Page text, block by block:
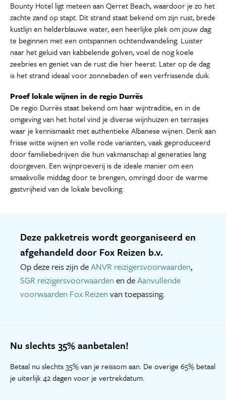
Bounty Hotel ligt meteen aan Qerret Beach, waardoor je zo het
zachte zand op stapt. Dit strand staat bekend om zijn rust, brede
kustlijn en helderblauwe water, een heerlijke plek om jouw dag
te beginnen met een ontspannen ochtendwandeling. Luister
naar het geluid van kabbelende golven, voel de nog koele
zeebries en geniet van de rust die hier heerst. Later op de dag
is het strand ideaal voor zonnebaden of een verfrissende duik.
Proef lokale wijnen in de regio Durrës
De regio Durrës staat bekend om haar wijntraditie, en in de
omgeving van het hotel vind je diverse wijnhuizen en terrasjes
waar je kennismaakt met authentieke Albanese wijnen. Denk aan
frisse witte wijnen en volle rode varianten, vaak geproduceerd
door familiebedrijven die hun vakmanschap al generaties lang
doorgeven. Een wijnproeverij is de ideale manier om een
smaakvolle middag door te brengen, omringd door de warme
gastvrijheid van de lokale bevolking.
Deze pakketreis wordt georganiseerd en
afgehandeld door Fox Reizen b.v.
Op deze reis zijn deANVR reizigersvoorwaarden,
SGR reizigersvoorwaarden en deAanvullende
voorwaarden Fox Reizen van toepassing.
Nu slechts 35% aanbetalen!
Betaal nu slechts 35% van je reissom aan. De overige 65% betaal
je uiterlijk 42 dagen voor je vertrekdatum.